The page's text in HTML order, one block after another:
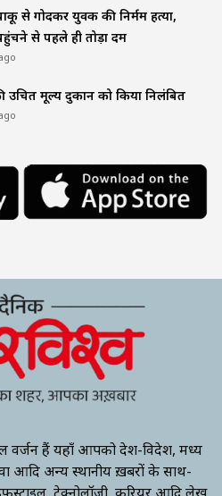
से गोदकर युवक की निर्मम हत्या,
से पहले ही तोड़ा दम
उचित मूल्य दुकान को किया निलंबित
वर्जन हैं यहाँ आपको देश-विदेश, मध्य
आदि अन्य स्थानीय ख़बरों के साथ-